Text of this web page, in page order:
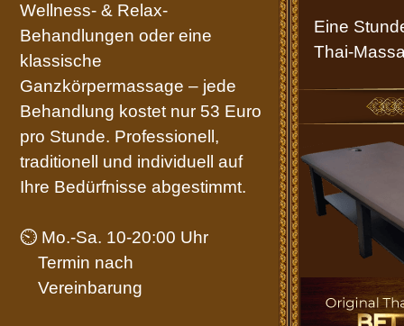
Wellness- & Relax-
Behandlungen oder eine
klassische
Ganzkörpermassage – jede
Behandlung kostet nur 53 Euro
pro Stunde. Professionell,
traditionell und individuell auf
Ihre Bedürfnisse abgestimmt.
⏲ Mo.-Sa. 10-20:00 Uhr
Termin nach
Vereinbarung
Eine
Thai-